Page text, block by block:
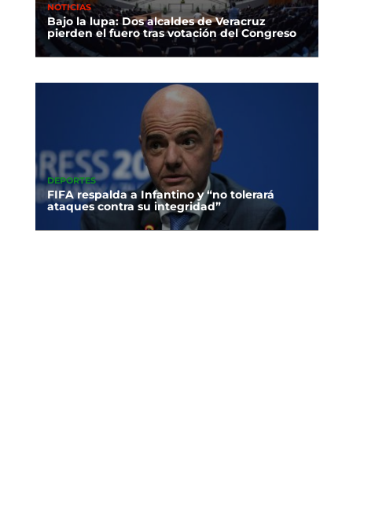
NOTICIAS
Bajo la lupa: Dos alcaldes de Veracruz
pierden el fuero tras votación del Congreso
DEPORTES
FIFA respalda a Infantino y “no tolerará
ataques contra su integridad”